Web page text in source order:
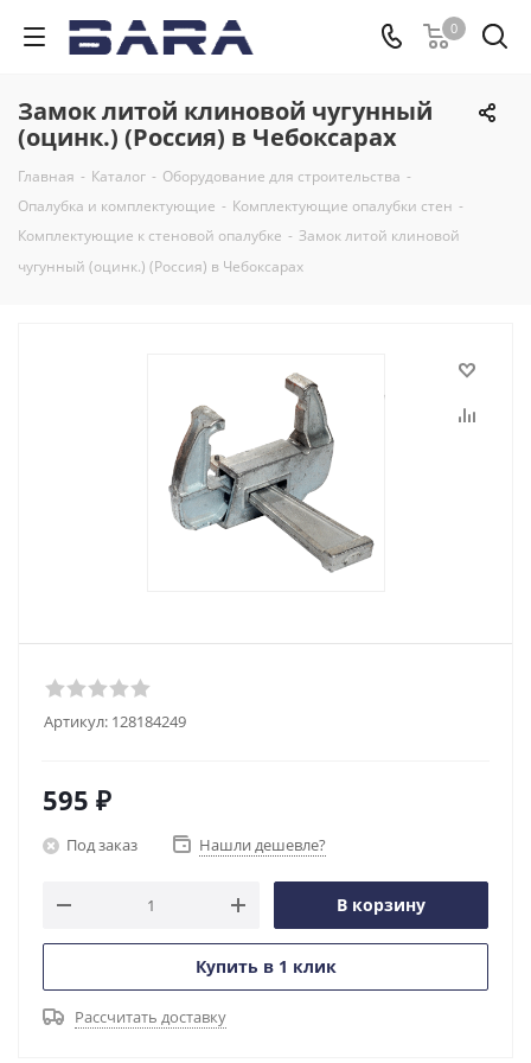
0
Замок литой клиновой чугунный
(оцинк.) (Россия) в Чебоксарах
Главная - Каталог - Оборудование для строительства -
Опалубка и комплектующие - Комплектующие опалубки стен -
Комплектующие к стеновой опалубке - Замок литой клиновой
чугунный (оцинк.) (Россия) в Чебоксарах
Артикул: 128184249
595 ₽
Под заказ Нашли дешевле?
В корзину
Купить в 1 клик
Рассчитать доставку